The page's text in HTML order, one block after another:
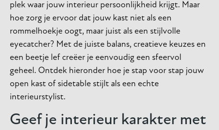
plek waar jouw interieur persoonlijkheid krijgt. Maar
hoe zorg je ervoor dat jouw kast niet als een
rommelhoekje oogt, maar juist als een stijlvolle
eyecatcher? Met de juiste balans, creatieve keuzes en
een beetje lef creëer je eenvoudig een sfeervol
geheel. Ontdek hieronder hoe je stap voor stap jouw
open kast of sidetable stijlt als een echte
interieurstylist.
Geef je interieur karakter met